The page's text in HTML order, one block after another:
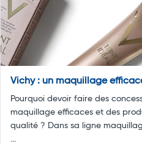
Vichy : un maquillage
Pourquoi devoir faire des
maquillage efficaces et des
qualité ? Dans sa ligne
...